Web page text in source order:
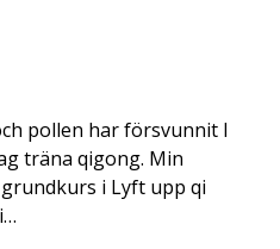
pollen har försvunnit I
träna qigong. Min
i Lyft upp qi